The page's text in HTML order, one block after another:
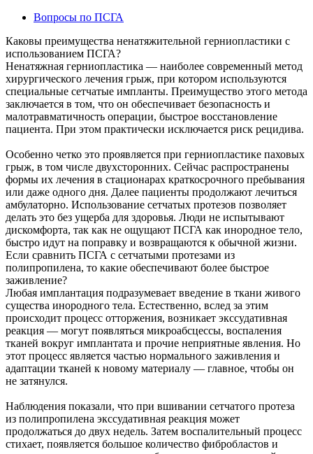
Вопросы по ПСГА
Каковы преимущества ненатяжительной герниопластики с
использованием ПСГА?
Ненатяжная герниопластика — наиболее современный метод
хирургического лечения грыж, при котором используются
специальные сетчатые импланты. Преимущество этого метода
заключается в том, что он обеспечивает безопасность и
малотравматичность операции, быстрое восстановление
пациента. При этом практически исключается риск рецидива.
Особенно четко это проявляется при герниопластике паховых
грыж, в том числе двухсторонних. Сейчас распространены
формы их лечения в стационарах краткосрочного пребывания
или даже одного дня. Далее пациенты продолжают лечиться
амбулаторно. Использование сетчатых протезов позволяет
делать это без ущерба для здоровья. Люди не испытывают
дискомфорта, так как не ощущают ПСГА как инородное тело,
быстро идут на поправку и возвращаются к обычной жизни.
Если сравнить ПСГА с сетчатыми протезами из
полипропилена, то какие обеспечивают более быстрое
заживление?
Любая имплантация подразумевает введение в ткани живого
существа инородного тела. Естественно, вслед за этим
происходит процесс отторжения, возникает экссудативная
реакция — могут появляться микроабсцессы, воспаления
тканей вокруг имплантата и прочие неприятные явления. Но
этот процесс является частью нормального заживления и
адаптации тканей к новому материалу — главное, чтобы он
не затянулся.
Наблюдения показали, что при вшивании сетчатого протеза
из полипропилена экссудативная реакция может
продолжаться до двух недель. Затем воспалительный процесс
стихает, появляется большое количество фибробластов и